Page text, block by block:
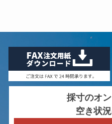
採寸のオ
空き状